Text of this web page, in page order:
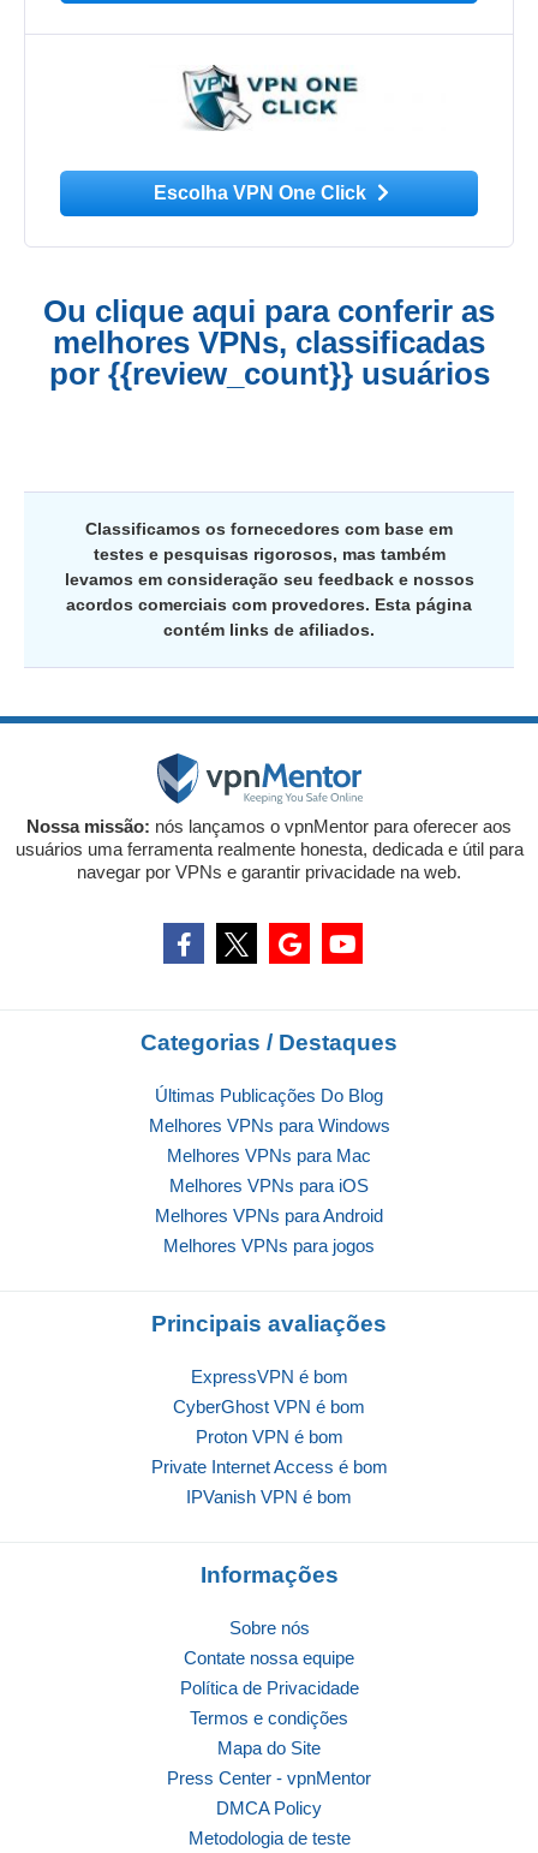
Escolha VPN One Click
Ou clique aqui para conferir as
melhores VPNs, classificadas
por {{review_count}} usuários
Classificamos os fornecedores com base em
testes e pesquisas rigorosos, mas também
levamos em consideração seu feedback e nossos
acordos comerciais com provedores. Esta página
contém links de afiliados.
Nossa missão: nós lançamos o vpnMentor para oferecer aos
usuários uma ferramenta realmente honesta, dedicada e útil para
navegar por VPNs e garantir privacidade na web.
Categorias / Destaques
Últimas Publicações Do Blog
Melhores VPNs para Windows
Melhores VPNs para Mac
Melhores VPNs para iOS
Melhores VPNs para Android
Melhores VPNs para jogos
Principais avaliações
ExpressVPN é bom
CyberGhost VPN é bom
Proton VPN é bom
Private Internet Access é bom
IPVanish VPN é bom
Informações
Sobre nós
Contate nossa equipe
Política de Privacidade
Termos e condições
Mapa do Site
Press Center - vpnMentor
DMCA Policy
Metodologia de teste